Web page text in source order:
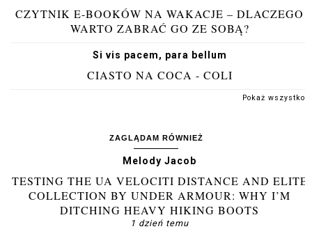
CZYTNIK E-BOOKÓW NA WAKACJE – DLACZEGO
WARTO ZABRAĆ GO ZE SOBĄ?
Si vis pacem, para bellum
CIASTO NA COCA - COLI
Pokaż wszystko
ZAGLĄDAM RÓWNIEŻ
Melody Jacob
TESTING THE UA VELOCITI DISTANCE AND ELITE
COLLECTION BY UNDER ARMOUR: WHY I’M
DITCHING HEAVY HIKING BOOTS
1 dzień temu